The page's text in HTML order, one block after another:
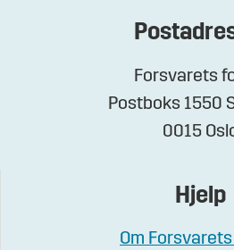
Forsvarets
Postboks 1550
0015
Hjelp
Om